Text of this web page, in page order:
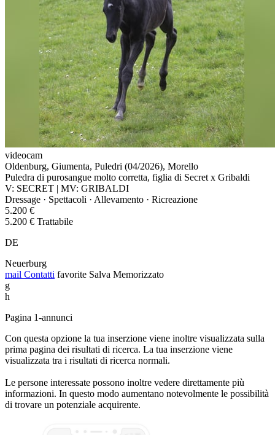
videocam
Oldenburg, Giumenta, Puledri (04/2026), Morello
Puledra di purosangue molto corretta, figlia di Secret x Gribaldi
V: SECRET | MV: GRIBALDI
Dressage · Spettacoli · Allevamento · Ricreazione
5.200 €
5.200 € Trattabile
DE
Neuerburg
mail Contatti favorite Salva Memorizzato
g
h
Pagina 1-annunci
Con questa opzione la tua inserzione viene inoltre visualizzata sulla
prima pagina dei risultati di ricerca. La tua inserzione viene
visualizzata tra i risultati di ricerca normali.
Le persone interessate possono inoltre vedere direttamente più
informazioni. In questo modo aumentano notevolmente le possibilità
di trovare un potenziale acquirente.